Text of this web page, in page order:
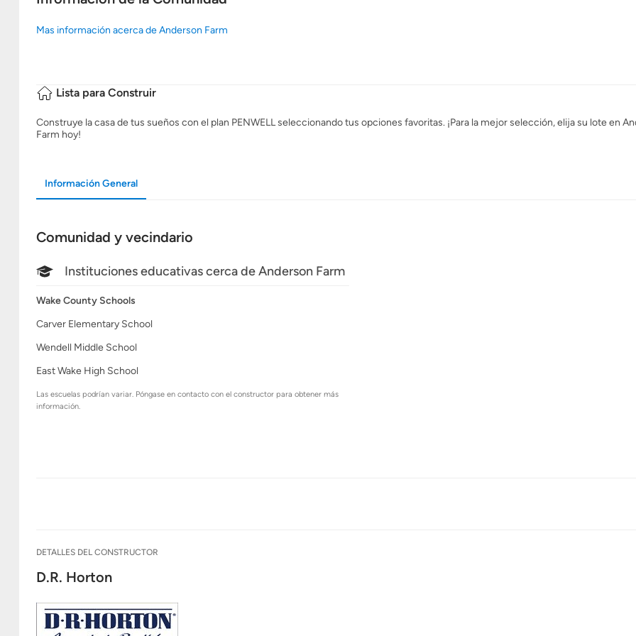
Mas información acerca de Anderson Farm
Lista para Construir
Construye la casa de tus sueños con el plan PENWELL seleccionando tus opciones favoritas. ¡Para la mejor selección, elija su lote en
Farm hoy!
Información General
Comunidad y vecindario
Instituciones educativas cerca de Anderson Farm
Wake County Schools
Carver Elementary School
Wendell Middle School
East Wake High School
Las escuelas podrían variar. Póngase en contacto con el constructor para obtener más
información.
DETALLES DEL CONSTRUCTOR
D.R. Horton